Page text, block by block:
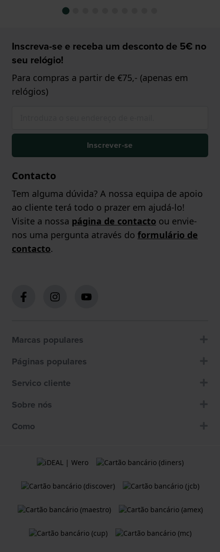
Inscreva-se e receba um desconto de 5€ no
seu relógio!
Para compras a partir de €75,- (apenas em
relógios)
Inscrever-se
Contacto
Tem alguma dúvida? A nossa equipa de apoio
ao cliente terá todo o prazer em ajudá-lo!
Visite a nossa página de contacto ou envie-
nos uma pergunta através do formulário de
contacto.
Marcas populares
Páginas populares
Servico cliente
Sobre nós
Como